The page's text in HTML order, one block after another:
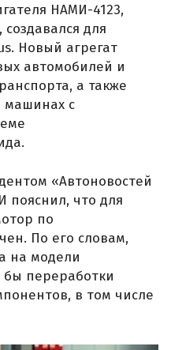
НАМИ-4123,
для
Новый агрегат
автомобилей и
а также
машинах с
«Автоновостей
пояснил, что для
по
По его словам,
на модели
бы переработки
в том числе